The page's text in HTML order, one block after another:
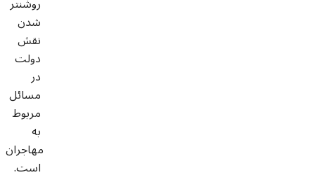
شدن
نقش
دولت
در
مسائل
مربوط
به
مهاجران
است.